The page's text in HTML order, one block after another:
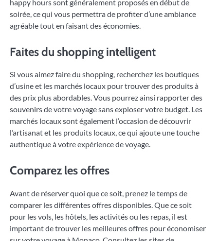
happy hours sont généralement proposés en début de
soirée, ce qui vous permettra de profiter d’une ambiance
agréable tout en faisant des économies.
Faites du shopping intelligent
Si vous aimez faire du shopping, recherchez les boutiques
d’usine et les marchés locaux pour trouver des produits à
des prix plus abordables. Vous pourrez ainsi rapporter des
souvenirs de votre voyage sans exploser votre budget. Les
marchés locaux sont également l’occasion de découvrir
l’artisanat et les produits locaux, ce qui ajoute une touche
authentique à votre expérience de voyage.
Comparez les offres
Avant de réserver quoi que ce soit, prenez le temps de
comparer les différentes offres disponibles. Que ce soit
pour les vols, les hôtels, les activités ou les repas, il est
important de trouver les meilleures offres pour économiser